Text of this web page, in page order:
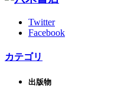
Twitter
Facebook
カテゴリ
出版物